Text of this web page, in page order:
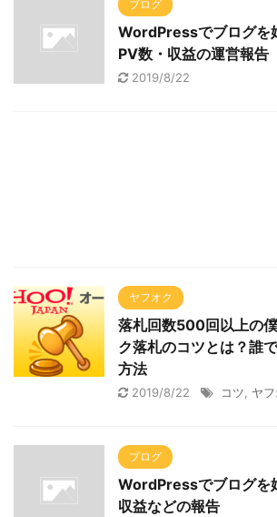
ブログ
WordPressでブログを
PV数・収益の運営報告
2019/8/22
ヤフオク
落札回数500回以上の
ク落札のコツとは？誰
方法
2019/8/22 コツ, ヤ
ブログ
WordPressでブログを
収益などの報告